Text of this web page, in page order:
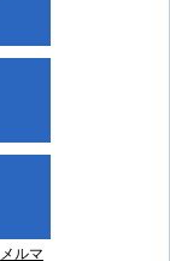
メルマ